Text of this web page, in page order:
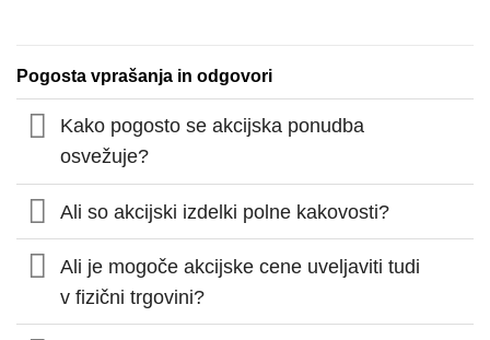
več
različic.
lahko
izberete
na
strani
izdelka
Pogosta vprašanja in odgovori
Kako pogosto se akcijska ponudba
osvežuje?
Ali so akcijski izdelki polne kakovosti?
Ali je mogoče akcijske cene uveljaviti tudi
v fizični trgovini?